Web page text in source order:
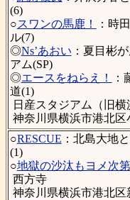
(6)
○スワンの馬鹿！
：時
ル(7)
◎Ns’あおい ：夏目彬
アム(SP)
◎エースをねらえ！
道(1)
日産スタジアム（旧横
神奈川県横浜市港北区
○RESCUE ：北島大地
(1)
○地獄の沙汰もヨメ次第
西方寺
神奈川県横浜市港北区